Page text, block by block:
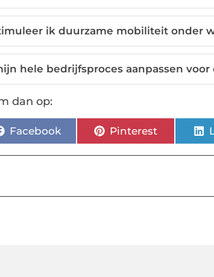
ik duurzame mobiliteit onder
hele bedrijfsproces aanpassen voor
dan op:
Facebook Pinterest